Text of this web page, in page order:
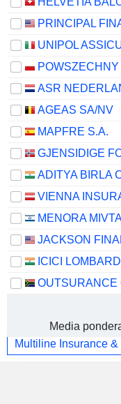
ASR
AGEAS SA/NV
MAPFRE S.A.
JACKSON
Media
Multiline Insurance